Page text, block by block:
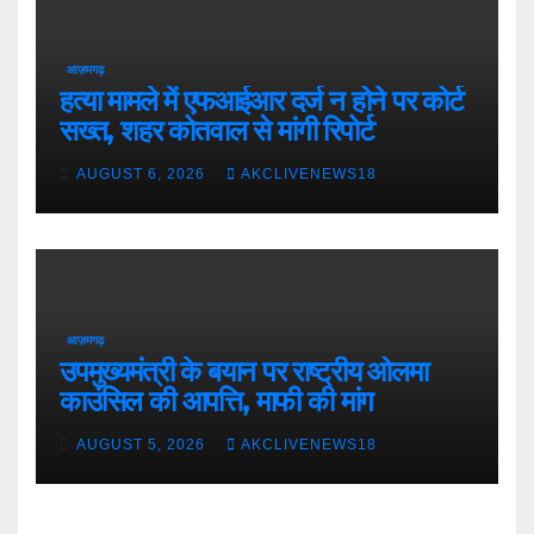
आज़मगढ़
हत्या मामले में एफआईआर दर्ज न होने पर कोर्ट
सख्त, शहर कोतवाल से मांगी रिपोर्ट
AUGUST 6, 2026 AKCLIVENEWS18
आज़मगढ़
उपमुख्यमंत्री के बयान पर राष्ट्रीय ओलमा
काउंसिल की आपत्ति, माफी की मांग
AUGUST 5, 2026 AKCLIVENEWS18